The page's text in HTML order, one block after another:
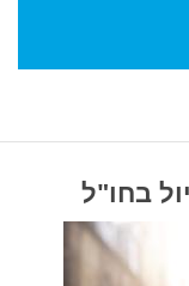
בחו"ל